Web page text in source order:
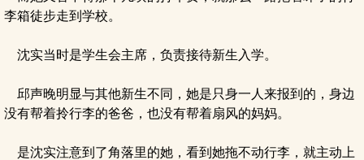
李箱徒步走到学校。
沈实当时是学生会主席，负责接待新生入学。
邱声晚明显与其他新生不同，她是只身一人来报到的，身边
没有帮着拎行李的爸爸，也没有帮着扇风的妈妈。
是沈实注意到了角落里的她，看到她拖不动行李，就主动上